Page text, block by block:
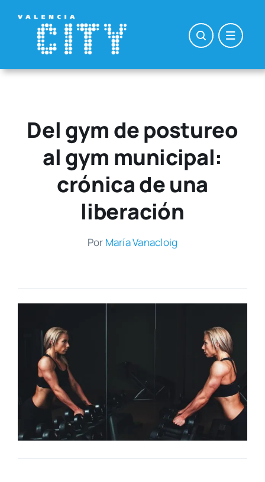
contenido
Del gym de postureo
al gym municipal:
crónica de una
liberación
Por María Vana­cloig